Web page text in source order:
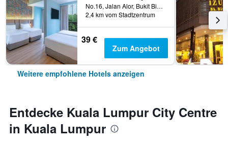
No.16, Jalan Alor, Bukit Bintang, Kuala Lumpur, Malaysia
2,4 km vom Stadtzentrum
39 €
Zum Angebot
Weitere empfohlene Hotels anzeigen
Entdecke Kuala Lumpur City Centre
in Kuala Lumpur